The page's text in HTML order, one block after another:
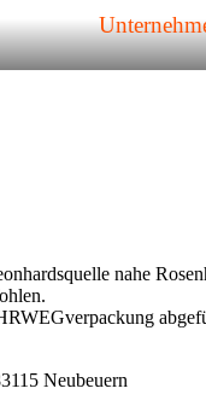
nahe
Neubeuern